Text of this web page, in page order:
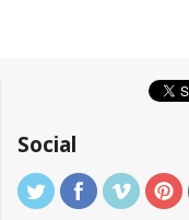
Social